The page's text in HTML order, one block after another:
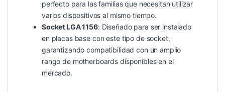
perfecto para las familias que necesitan utilizar
varios dispositivos al mismo tiempo.
Socket LGA 1156: Diseñado para ser instalado
en placas base con este tipo de socket,
garantizando compatibilidad con un amplio
rango de motherboards disponibles en el
mercado.